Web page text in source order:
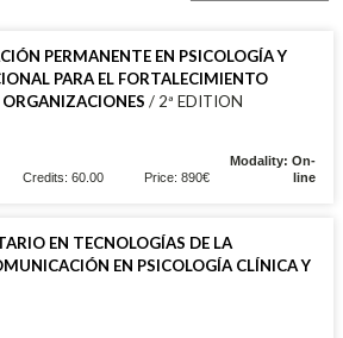
PERMANENTE EN PSICOLOGÍA Y
PARA EL FORTALECIMIENTO
ORGANIZACIONES / 2ª EDITION
Credits: 60.00 Price: 890€
Modality: On-
line
EN TECNOLOGÍAS DE LA
EN PSICOLOGÍA CLÍNICA Y